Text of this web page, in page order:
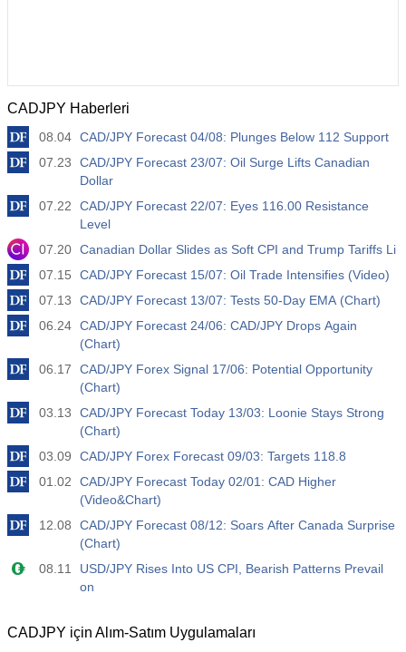
CADJPY Haberleri
08.04 CAD/JPY Forecast 04/08: Plunges Below 112 Support
07.23
CAD/JPY Forecast 23/07: Oil Surge Lifts Canadian
Dollar
07.22
CAD/JPY Forecast 22/07: Eyes 116.00 Resistance
Level
07.20 Canadian Dollar Slides as Soft CPI and Trump Tariffs Li
07.15
CAD/JPY Forecast 15/07: Oil Trade Intensifies (Video)
07.13
CAD/JPY Forecast 13/07: Tests 50-Day EMA (Chart)
06.24 CAD/JPY Forecast 24/06: CAD/JPY Drops Again
(Chart)
06.17
CAD/JPY Forex Signal 17/06: Potential Opportunity
(Chart)
03.13
CAD/JPY Forecast Today 13/03: Loonie Stays Strong
(Chart)
03.09
CAD/JPY Forex Forecast 09/03: Targets 118.8
01.02
CAD/JPY Forecast Today 02/01: CAD Higher
(Video&Chart)
12.08
CAD/JPY Forecast 08/12: Soars After Canada Surprise
(Chart)
08.11
USD/JPY Rises Into US CPI, Bearish Patterns Prevail
on
CADJPY için Alım-Satım Uygulamaları